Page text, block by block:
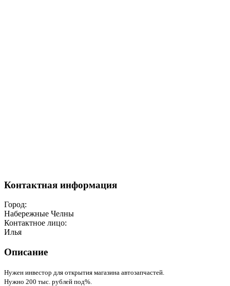
Контактная информация
Город:
Набережные Челны
Контактное лицо:
Илья
Описание
Нужен инвестор для открытия магазина автозапчастей.
Нужно 200 тыс. рублей под%.